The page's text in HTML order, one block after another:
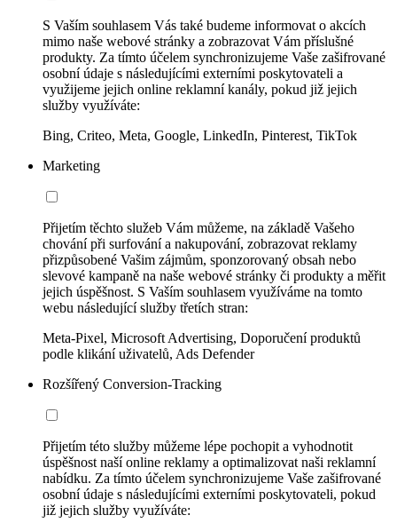
S Vaším souhlasem Vás také budeme informovat o akcích
mimo naše webové stránky a zobrazovat Vám příslušné
produkty. Za tímto účelem synchronizujeme Vaše zašifrované
osobní údaje s následujícími externími poskytovateli a
využijeme jejich online reklamní kanály, pokud již jejich
služby využíváte:
Bing, Criteo, Meta, Google, LinkedIn, Pinterest, TikTok
Marketing
Přijetím těchto služeb Vám můžeme, na základě Vašeho
chování při surfování a nakupování, zobrazovat reklamy
přizpůsobené Vašim zájmům, sponzorovaný obsah nebo
slevové kampaně na naše webové stránky či produkty a měřit
jejich úspěšnost. S Vaším souhlasem využíváme na tomto
webu následující služby třetích stran:
Meta-Pixel, Microsoft Advertising, Doporučení produktů
podle klikání uživatelů, Ads Defender
Rozšířený Conversion-Tracking
Přijetím této služby můžeme lépe pochopit a vyhodnotit
úspěšnost naší online reklamy a optimalizovat naši reklamní
nabídku. Za tímto účelem synchronizujeme Vaše zašifrované
osobní údaje s následujícími externími poskytovateli, pokud
již jejich služby využíváte: